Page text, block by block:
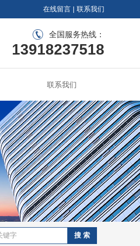
在线留言 | 联系我们
全国服务热线：
13918237518
联系我们